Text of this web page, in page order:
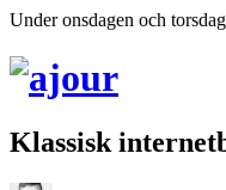
Under onsdagen och
Klassisk